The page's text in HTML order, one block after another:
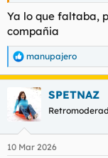
Ya lo que faltaba,
compañia
R
e
a
c
i
e
manupajero
SPETNAZ
10 Mar 2026